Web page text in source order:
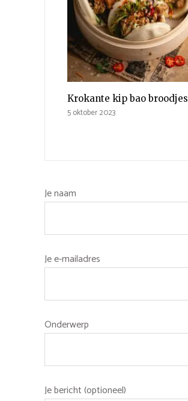
Krokante kip bao broodjes
5 oktober 2023
Je naam
Je e-mailadres
Onderwerp
Je bericht (optioneel)